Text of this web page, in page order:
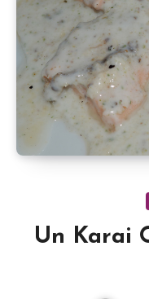
Un Karai